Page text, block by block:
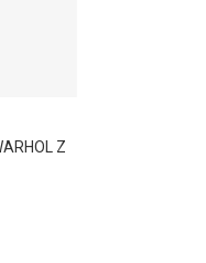
ZEBRA-